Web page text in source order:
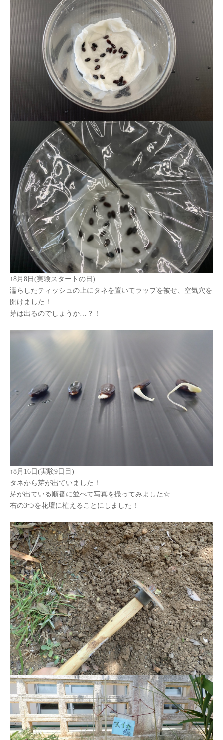
↑8月 8 日 (実験スタートの日 )
濡らしたティッシュの上にタネを置いてラップを被せ、空気穴を
開けました！
芽は出るのでしょうか… ？！
↑8月 16 日 (実験9 日目 )
タネから芽が出ていました！
芽が出ている順番に並べて写真を撮ってみました☆
右の3つを花壇に植えることにしました！